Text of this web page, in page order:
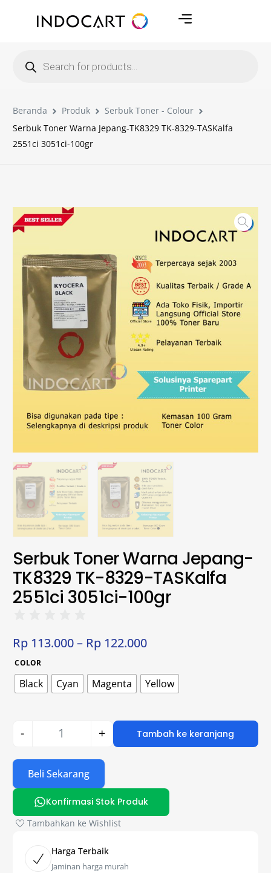
Beranda Produk
Serbuk Toner - Colour
Serbuk Toner Warna Jepang-TK8329 TK-8329-TASKalfa
2551ci 3051ci-100gr
Serbuk Toner Warna Jepang-
TK8329 TK-8329-TASKalfa
2551ci 3051ci-100gr
Rp 113.000– Rp 122.000
COLOR
Black Cyan Magenta Yellow
- + Tambah ke keranjang
Beli Sekarang
Konfirmasi Stok Produk
Tambahkan ke Wishlist
Harga Terbaik
Jaminan harga murah